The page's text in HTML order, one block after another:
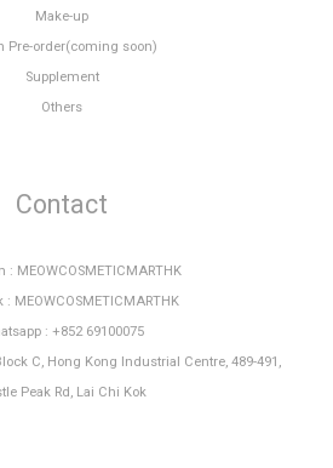
Make-up
Pre-order(coming soon)
Supplement
Others
Contact
: MEOWCOSMETICMARTHK
: MEOWCOSMETICMARTHK
: +852 69100075
C, Hong Kong Industrial Centre, 489-491,
Peak Rd, Lai Chi Kok